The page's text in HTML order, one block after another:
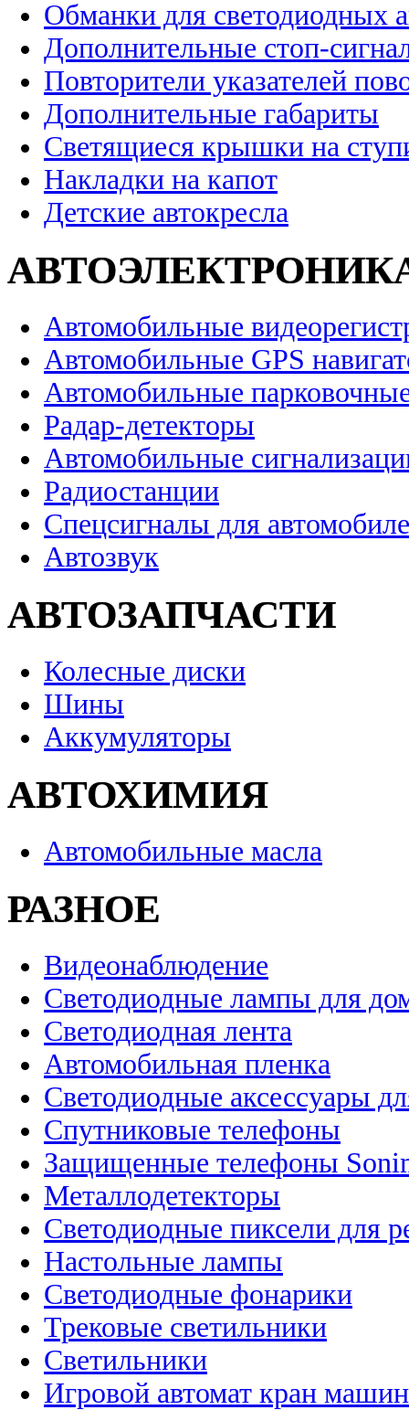
Обманки для светодиодных
Дополнительные стоп-
Повторители указателей
Дополнительные габариты
Светящиеся крышки на
Накладки на капот
Детские автокресла
Автомобильные
Автомобильные GPS
Автомобильные
Радар-детекторы
Автомобильные
Радиостанции
Спецсигналы для
Автозвук
АВТОЗАПЧАСТИ
Колесные диски
Шины
Аккумуляторы
АВТОХИМИЯ
Автомобильные масла
РАЗНОЕ
Видеонаблюдение
Светодиодные лампы для
Светодиодная лента
Автомобильная пленка
Светодиодные аксессуары
Спутниковые телефоны
Защищенные телефоны
Металлодетекторы
Светодиодные пиксели для
Настольные лампы
Светодиодные фонарики
Трековые светильники
Светильники
Игровой автомат кран